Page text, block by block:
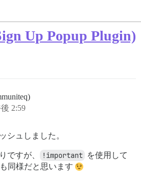
Up Popup Plugin)
2:59
シュしました。
ですが、 !important を使用して
同様だと思います